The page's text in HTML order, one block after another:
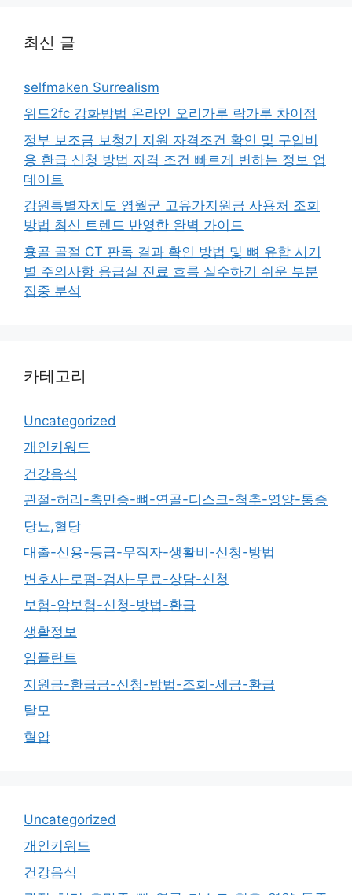
최신 글
selfmaken Surrealism
위드2fc 강화방법 온라인 오리가루 락가루 차이점
정부 보조금 보청기 지원 자격조건 확인 및 구입비
용 환급 신청 방법 자격 조건 빠르게 변하는 정보 업
데이트
강원특별자치도 영월군 고유가지원금 사용처 조회
방법 최신 트렌드 반영한 완벽 가이드
흉골 골절 CT 판독 결과 확인 방법 및 뼈 유합 시기
별 주의사항 응급실 진료 흐름 실수하기 쉬운 부분
집중 분석
카테고리
Uncategorized
개인키워드
건강음식
관절-허리-측만증-뼈-연골-디스크-척추-영양-통증
당뇨,혈당
대출-신용-등급-무직자-생활비-신청-방법
변호사-로펌-검사-무료-상담-신청
보험-암보험-신청-방법-환급
생활정보
임플란트
지원금-환급금-신청-방법-조회-세금-환급
탈모
혈압
Uncategorized
개인키워드
건강음식